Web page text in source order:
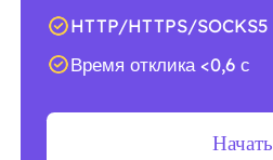
HTTP/HTTPS/SOCKS5
Время отклика <0,6 с
Начать